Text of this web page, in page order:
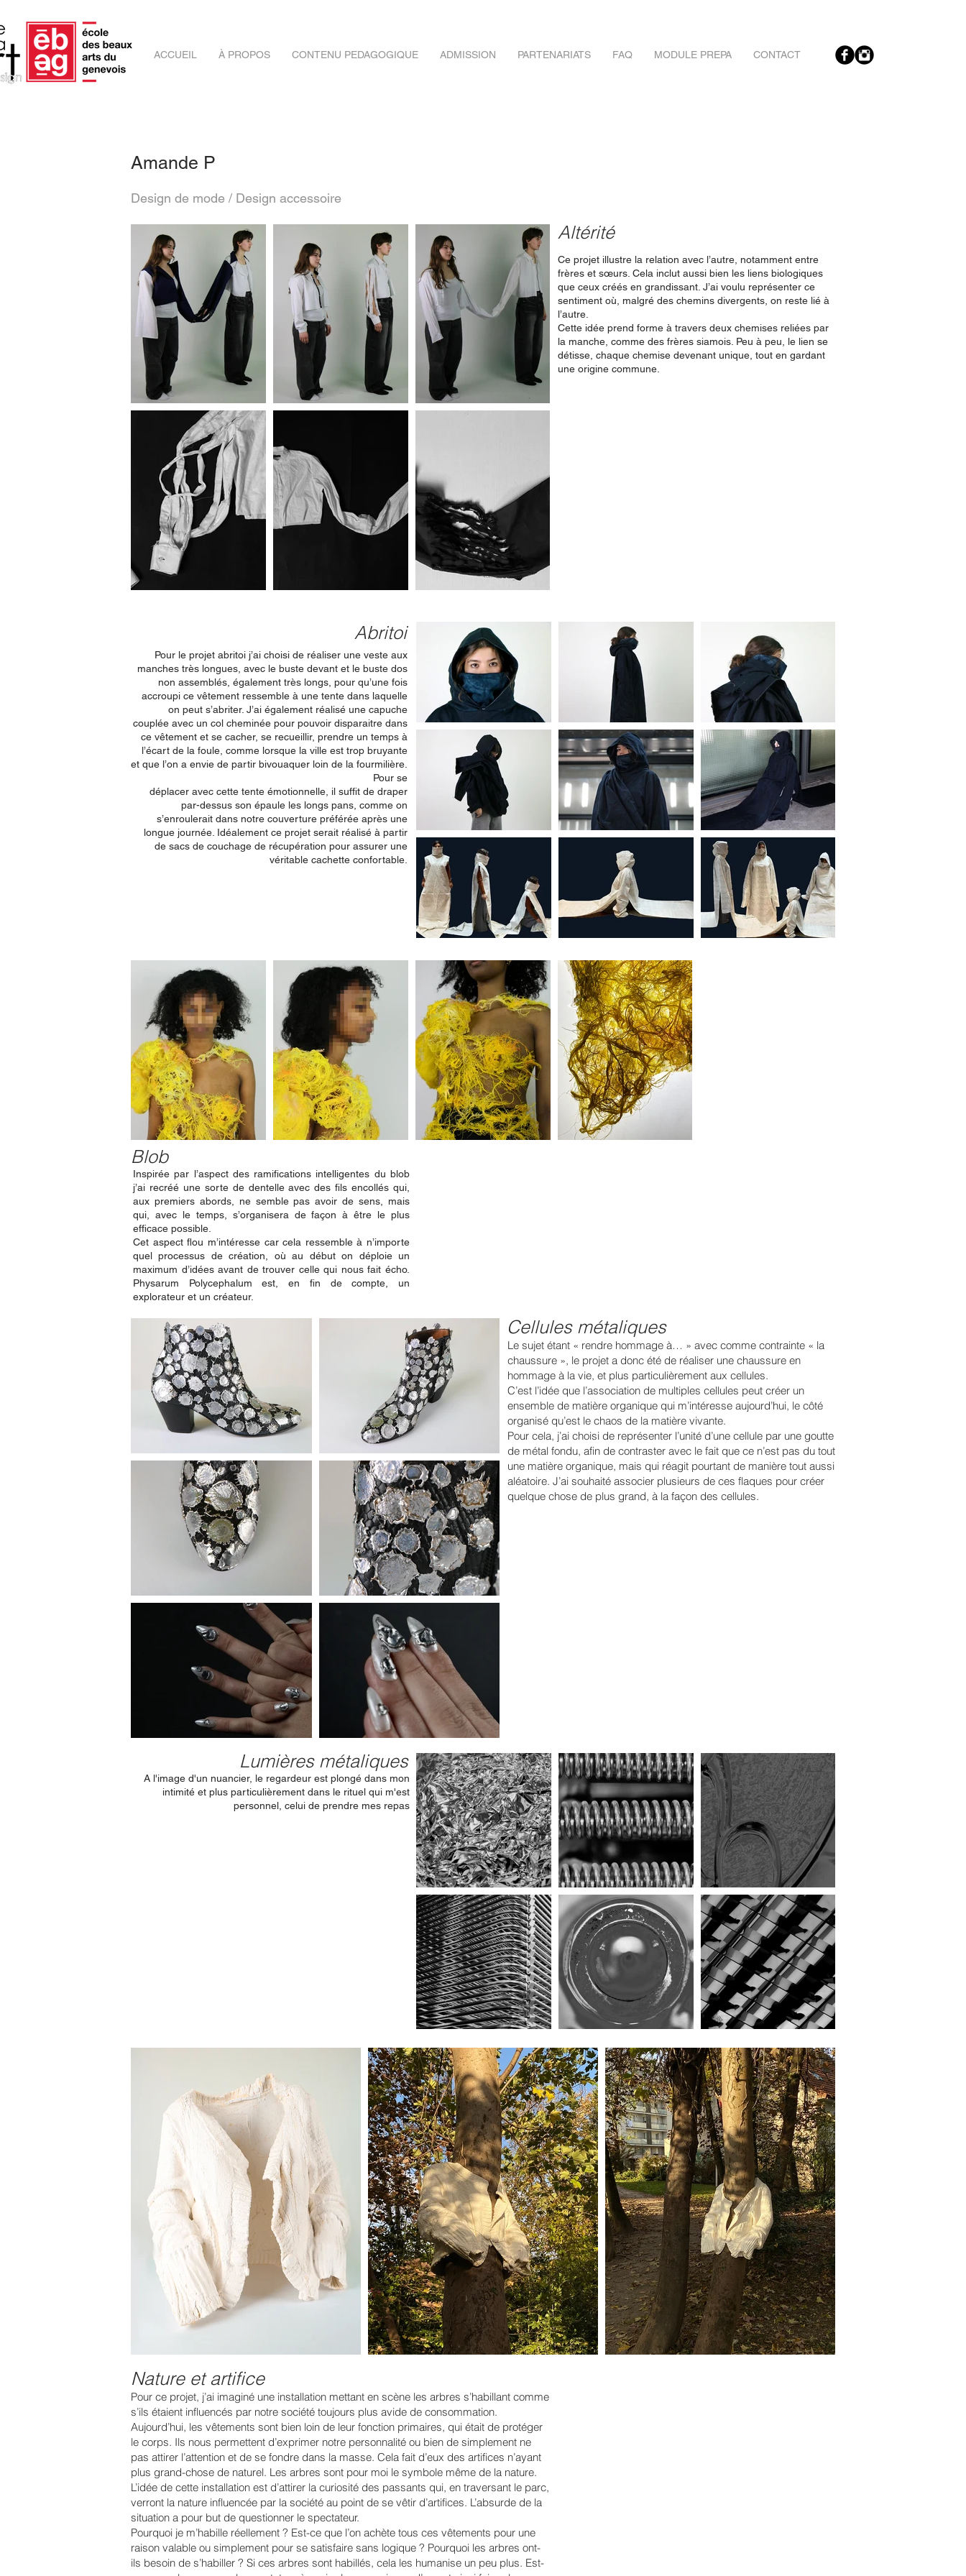
ACCUEIL À PROPOS CONTENU PEDAGOGIQUE ADMISSION PARTENARIATS FAQ MODULE PREPA CONTACT
Amande P
Design de mode / Design accessoire
Altérité
Ce projet illustre la relation avec l’autre, notamment entre
frères et sœurs. Cela inclut aussi bien les liens biologiques
que ceux créés en grandissant. J’ai voulu représenter ce
sentiment où, malgré des chemins divergents, on reste lié à
l’autre.
Cette idée prend forme à travers deux chemises reliées par
la manche, comme des frères siamois. Peu à peu, le lien se
détisse, chaque chemise devenant unique, tout en gardant
une origine commune.
Abritoi
Pour le projet abritoi j’ai choisi de réaliser une veste aux
manches très longues, avec le buste devant et le buste dos
non assemblés, également très longs, pour qu’une fois
accroupi ce vêtement ressemble à une tente dans laquelle
on peut s’abriter. J’ai également réalisé une capuche
couplée avec un col cheminée pour pouvoir disparaitre dans
ce vêtement et se cacher, se recueillir, prendre un temps à
l’écart de la foule, comme lorsque la ville est trop bruyante
et que l’on a envie de partir bivouaquer loin de la fourmilière.
Pour se
déplacer avec cette tente émotionnelle, il suffit de draper
par-dessus son épaule les longs pans, comme on
s’enroulerait dans notre couverture préférée après une
longue journée. Idéalement ce projet serait réalisé à partir
de sacs de couchage de récupération pour assurer une
véritable cachette confortable.
Blob
Inspirée par l’aspect des ramifications intelligentes du blob
j’ai recréé une sorte de dentelle avec des fils encollés qui,
aux premiers abords, ne semble pas avoir de sens, mais
qui, avec le temps, s’organisera de façon à être le plus
efficace possible.
Cet aspect flou m’intéresse car cela ressemble à n’importe
quel processus de création, où au début on déploie un
maximum d’idées avant de trouver celle qui nous fait écho.
Physarum Polycephalum est, en fin de compte, un
explorateur et un créateur.
Cellules métaliques
Le sujet étant « rendre hommage à… » avec comme contrainte « la
chaussure », le projet a donc été de réaliser une chaussure en
hommage à la vie, et plus particulièrement aux cellules.
C’est l’idée que l’association de multiples cellules peut créer un
ensemble de matière organique qui m’intéresse aujourd’hui, le côté
organisé qu’est le chaos de la matière vivante.
Pour cela, j’ai choisi de représenter l’unité d’une cellule par une goutte
de métal fondu, afin de contraster avec le fait que ce n’est pas du tout
une matière organique, mais qui réagit pourtant de manière tout aussi
aléatoire. J’ai souhaité associer plusieurs de ces flaques pour créer
quelque chose de plus grand, à la façon des cellules.
Lumières métaliques
A l'image d'un nuancier, le regardeur est plongé dans mon
intimité et plus particulièrement dans le rituel qui m'est
personnel, celui de prendre mes repas
Nature et artifice
Pour ce projet, j’ai imaginé une installation mettant en scène les arbres s’habillant comme
s’ils étaient influencés par notre société toujours plus avide de consommation.
Aujourd’hui, les vêtements sont bien loin de leur fonction primaires, qui était de protéger
le corps. Ils nous permettent d’exprimer notre personnalité ou bien de simplement ne
pas attirer l’attention et de se fondre dans la masse. Cela fait d’eux des artifices n’ayant
plus grand-chose de naturel. Les arbres sont pour moi le symbole même de la nature.
L’idée de cette installation est d’attirer la curiosité des passants qui, en traversant le parc,
verront la nature influencée par la société au point de se vêtir d’artifices. L’absurde de la
situation a pour but de questionner le spectateur.
Pourquoi je m’habille réellement ? Est-ce que l’on achète tous ces vêtements pour une
raison valable ou simplement pour se satisfaire sans logique ? Pourquoi les arbres ont-
ils besoin de s’habiller ? Si ces arbres sont habillés, cela les humanise un peu plus. Est-